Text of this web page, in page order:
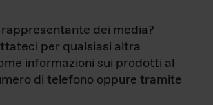
rappresentante dei media?
per qualsiasi altra
informazioni sui prodotti al
di telefono oppure tramite